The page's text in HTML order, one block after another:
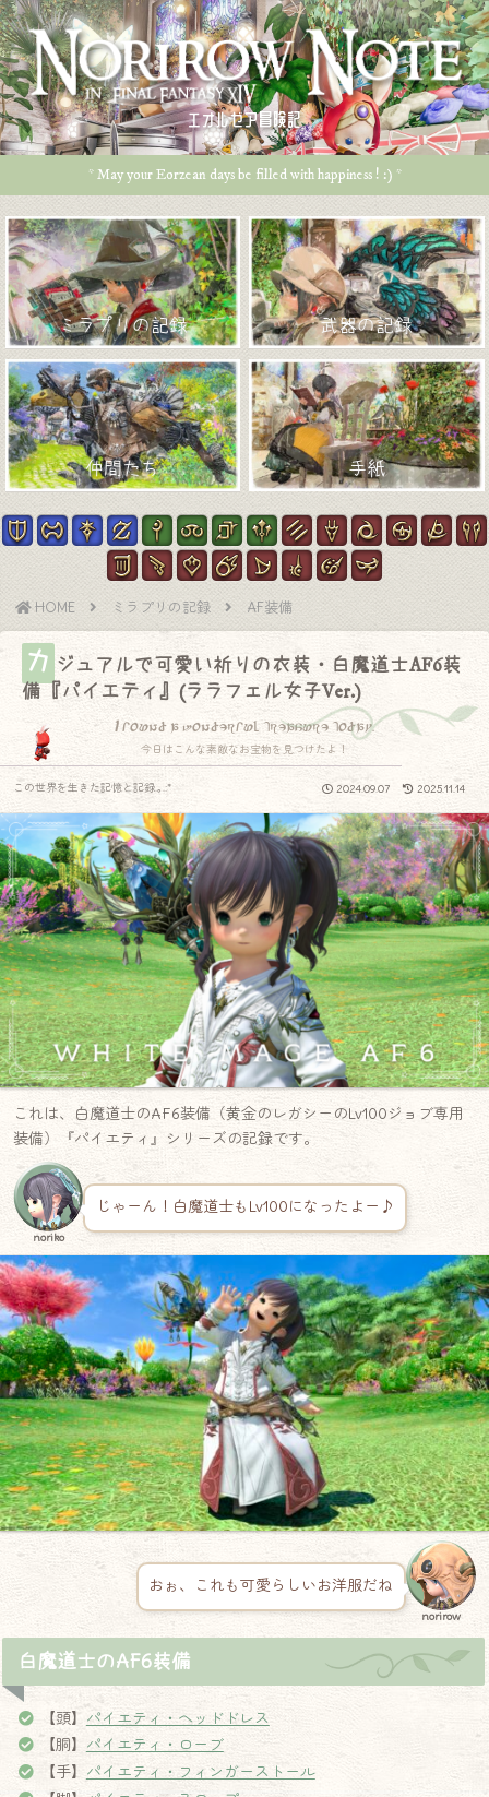
エオルゼア冒険記
* May your Eorzean days be filled with happiness ! :) *
ミラプリの記録 武器の記録
仲間たち 手紙
HOME ミラプリの記録 AF装備
カ ジュアルで可愛い祈りの衣装・白魔道士AF6装
備『パイエティ』(ララフェル女子Ver.)
I found a wonderful treasure today.
今日はこんな素敵なお宝物を見つけたよ！
2024.09.07 2025.11.14
この世界を生きた記憶と記録.｡.:*
これは、白魔道士のAF6装備（黄金のレガシーのLv100ジョブ専用
装備）『パイエティ』シリーズの記録です。
noriko
じゃーん！白魔道士もLv100になったよー♪
おぉ、これも可愛らしいお洋服だね
norirow
白魔道士のAF6装備
【頭】 パイエティ・ヘッドドレス
【胴】 パイエティ・ローブ
【手】 パイエティ・フィンガーストール